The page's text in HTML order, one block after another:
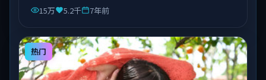
15万 5.2千 7年前
热门